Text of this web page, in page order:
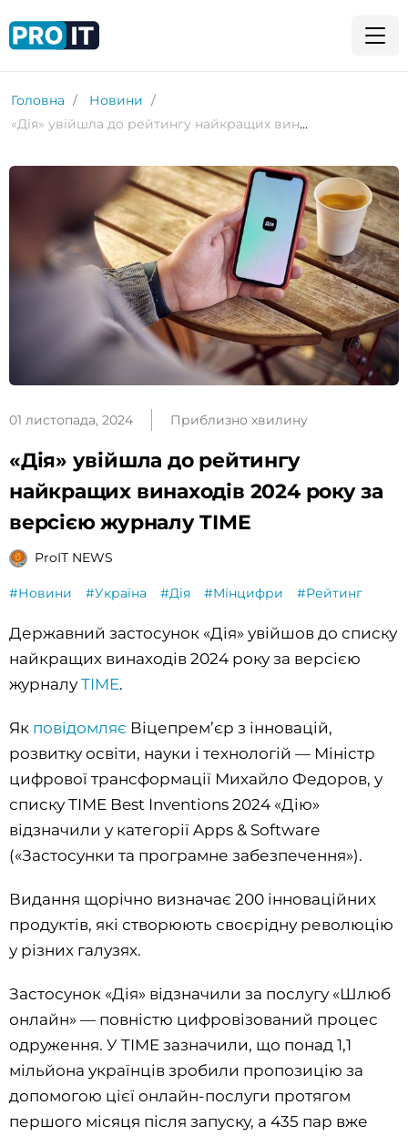
Головна
Новини
«Дія» увійшла до рейтингу найкращих винаходів 2024 року за версією журналу TIME
01 листопада, 2024 Приблизно хвилину
«Дія» увійшла до рейтингу
найкращих винаходів 2024 року за
версією журналу TIME
ProIT NEWS
#Новини #Україна #Дія #Мінцифри #Рейтинг
Державний застосунок «Дія» увійшов до списку
найкращих винаходів 2024 року за версією
журналуTIME.
Як повідомляє Віцепрем’єр з інновацій,
розвитку освіти, науки і технологій — Міністр
цифрової трансформації Михайло Федоров, у
списку TIME Best Inventions 2024 «Дію»
відзначили у категорії Apps & Software
(«Застосунки та програмне забезпечення»).
Видання щорічно визначає 200 інноваційних
продуктів, які створюють своєрідну революцію
у різних галузях.
Застосунок «Дія» відзначили за послугу «Шлюб
онлайн» — повністю цифровізований процес
одруження. У TIME зазначили, що понад 1,1
мільйона українців зробили пропозицію за
допомогою цієї онлайн-послуги протягом
першого місяця після запуску, а 435 пар вже